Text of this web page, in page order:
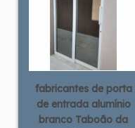
fabricantes de porta
de entrada alumínio
branco Taboão da